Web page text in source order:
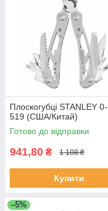
Плоскогубці STANLEY
519 (США/Китай)
Готово до відправки
941,80 ₴ 1 108 ₴
Купити
–5%